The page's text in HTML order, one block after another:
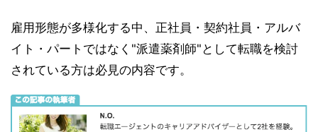
雇用形態が多様化する中、正社員・契約社員・アルバ
イト・パートではなく"派遣薬剤師"として転職を検討
されている方は必見の内容です。